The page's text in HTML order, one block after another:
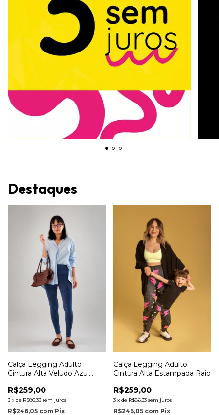
Destaques
Calça Legging Adulto
Cintura Alta Veludo Azul
R$259,00
3 x de R$86,33 sem juros
R$246,05 com Pix
Calça Legging Adulto
Cintura Alta Estampada Raio
R$259,00
3 x de R$86,33 sem juros
R$246,05 com Pix